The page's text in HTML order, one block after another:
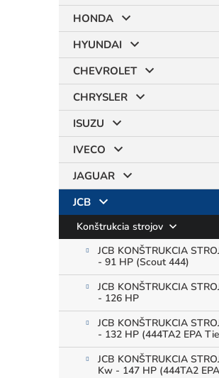
HONDA
HYUNDAI
CHEVROLET
CHRYSLER
ISUZU
IVECO
JAGUAR
JCB
Konštrukcia strojov
JCB KONŠTRUKCIA
- 91 HP (Scout 444)
JCB KONŠTRUKCIA
- 126 HP
JCB KONŠTRUKCIA
- 132 HP (444TA2 EPA
JCB KONŠTRUKCIA
Kw - 147 HP (444TA2